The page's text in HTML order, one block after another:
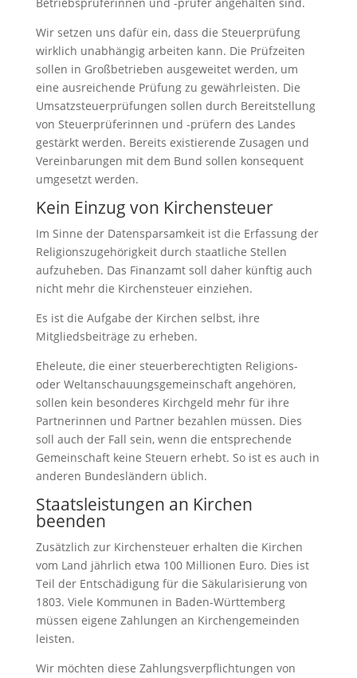
Wir setzen uns dafür ein, dass die Steuerprüfung
wirklich unabhängig arbeiten kann. Die Prüfzeiten
sollen in Großbetrieben ausgeweitet werden, um
eine ausreichende Prüfung zu gewährleisten. Die
Umsatzsteuerprüfungen sollen durch Bereitstellung
von Steuerprüferinnen und -prüfern des Landes
gestärkt werden. Bereits existierende Zusagen und
Vereinbarungen mit dem Bund sollen konsequent
umgesetzt werden.
Kein Einzug von Kirchensteuer
Im Sinne der Datensparsamkeit ist die Erfassung der
Religionszugehörigkeit durch staatliche Stellen
aufzuheben. Das Finanzamt soll daher künftig auch
nicht mehr die Kirchensteuer einziehen.
Es ist die Aufgabe der Kirchen selbst, ihre
Mitgliedsbeiträge zu erheben.
Eheleute, die einer steuerberechtigten Religions-
oder Weltanschauungsgemeinschaft angehören,
sollen kein besonderes Kirchgeld mehr für ihre
Partnerinnen und Partner bezahlen müssen. Dies
soll auch der Fall sein, wenn die entsprechende
Gemeinschaft keine Steuern erhebt. So ist es auch in
anderen Bundesländern üblich.
Staatsleistungen an Kirchen
beenden
Zusätzlich zur Kirchensteuer erhalten die Kirchen
vom Land jährlich etwa 100 Millionen Euro. Dies ist
Teil der Entschädigung für die Säkularisierung von
1803. Viele Kommunen in Baden-Württemberg
müssen eigene Zahlungen an Kirchengemeinden
leisten.
Wir möchten diese Zahlungsverpflichtungen von